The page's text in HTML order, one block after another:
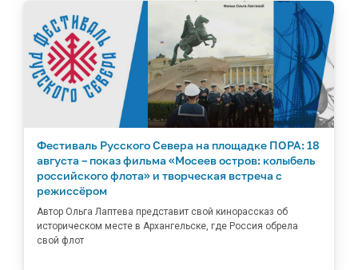
Фестиваль Русского Севера на площадке ПОРА: 18
августа – показ фильма «Мосеев остров: колыбель
российского флота» и творческая встреча с
режиссёром
Автор Ольга Лаптева представит свой кинорассказ об
историческом месте в Архангельске, где Россия обрела
свой флот